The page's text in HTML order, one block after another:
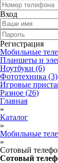
Вход
Регистрация
Мобильные
Планшеты и
Ноутбуки (6)
Фототехника (3)
Игровые
Разное (26)
Главная
»
Каталог
»
Мобильные
»
Сотовый
Сотовый